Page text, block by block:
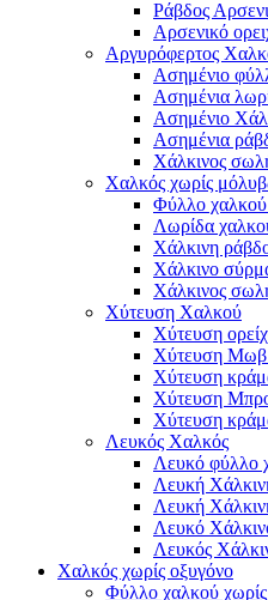
Ράβδος
Αρσενικό
Αργυρόφερτος
Ασημένιο
Ασημένια
Ασημένιο
Ασημένια
Χάλκινος
Χαλκός χωρίς
Φύλλο
Λωρίδα
Χάλκινη
Χάλκινο
Χάλκινος
Χύτευση Χαλκού
Χύτευση
Χύτευση
Χύτευση
Χύτευση
Χύτευση
Λευκός Χαλκός
Λευκό φύλλο
Λευκή
Λευκή
Λευκό
Λευκός
Χαλκός χωρίς οξυγόνο
Φύλλο χαλκού